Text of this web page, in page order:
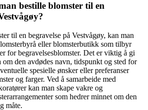
bestille blomster til en
til en begravelse på Vestvågøy, kan man
eller blomsterbutikk som tilbyr
for begravelsesblomster. Det er viktig å gi
den avdødes navn, tidspunkt og sted for
spesielle ønsker eller preferanser
og farger. Ved å samarbeide med
kan man skape vakre og
som hedrer minnet om den
måte.